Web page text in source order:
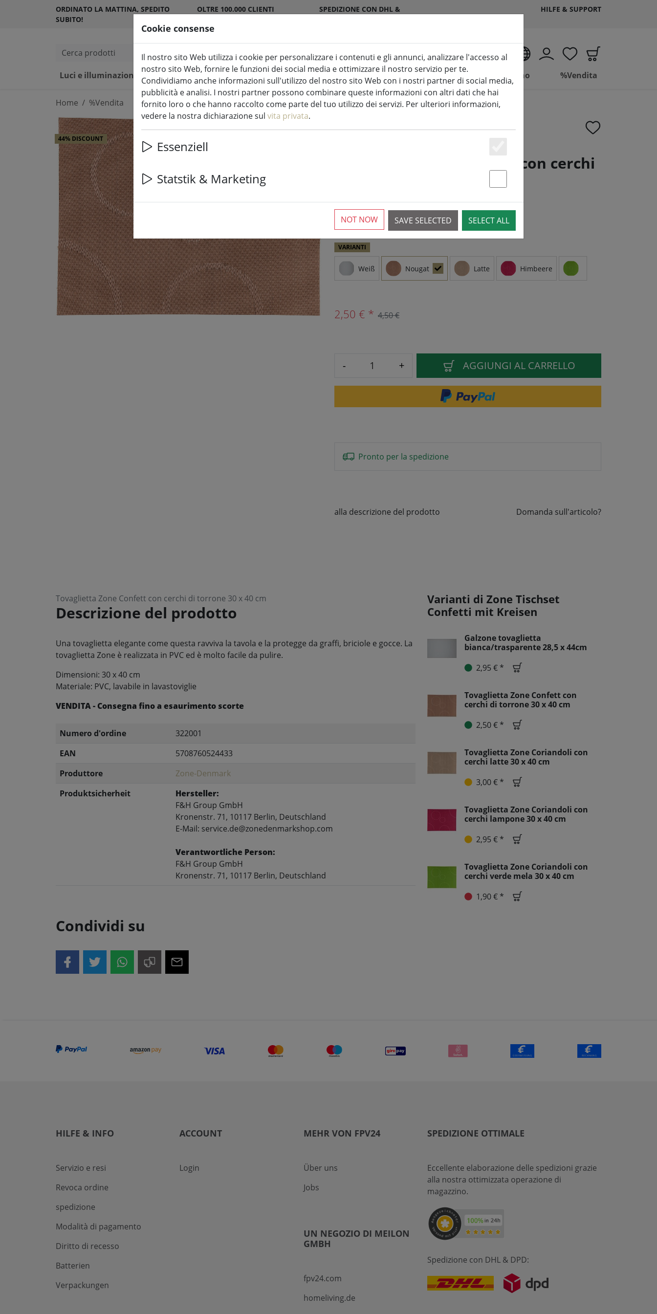
ORDINATO LA MATTINA, SPEDITO
SUBITO!
OLTRE 100.000 CLIENTI
SPEDIZIONE CON DHL &
HILFE & SUPPORT
Cerca prodotti
IT
Luci e illuminazione fiabesca
Candele a LED per interni ed esterni Cucina Vivere Bagno %Vendita
Home %Vendita
Tovaglietta Zone Confett con cerchi
44% DISCOUNT
6 Pezzi disponibili
VARIANTI
Weiß Nougat Latte Himbeere
2,50 € * 4,50 €
- + AGGIUNGI AL CARRELLO
Pronto per la spedizione
alla descrizione del prodotto Domanda sull'articolo?
Tovaglietta Zone Confett con cerchi di torrone 30 x 40 cm
Descrizione del prodotto
Una tovaglietta elegante come questa ravviva la tavola e la protegge da graffi, briciole e gocce. La
tovaglietta Zone è realizzata in PVC ed è molto facile da pulire.
Dimensioni: 30 x 40 cm
Materiale: PVC, lavabile in lavastoviglie
VENDITA - Consegna fino a esaurimento scorte
Numero d'ordine
322001
EAN
5708760524433
Produttore
Zone-Denmark
Produktsicherheit
Hersteller:
F&H Group GmbH
Kronenstr. 71, 10117 Berlin, Deutschland
E-Mail: service.de@zonedenmarkshop.com
Verantwortliche Person:
F&H Group GmbH
Kronenstr. 71, 10117 Berlin, Deutschland
Condividi su
Varianti di Zone Tischset
Confetti mit Kreisen
Galzone tovaglietta
bianca/trasparente 28,5 x 44cm
2,95 € *
Tovaglietta Zone Confett con
cerchi di torrone 30 x 40 cm
2,50 € *
Tovaglietta Zone Coriandoli con
cerchi latte 30 x 40 cm
3,00 € *
Tovaglietta Zone Coriandoli con
cerchi lampone 30 x 40 cm
2,95 € *
Tovaglietta Zone Coriandoli con
cerchi verde mela 30 x 40 cm
1,90 € *
HILFE & INFO
Servizio e resi
Revoca ordine
spedizione
Modalità di pagamento
Diritto di recesso
Batterien
Verpackungen
ACCOUNT
Login
MEHR VON FPV24
Über uns
Jobs
UN NEGOZIO DI MEILON
GMBH
fpv24.com
homeliving.de
SPEDIZIONE OTTIMALE
Eccellente elaborazione delle spedizioni grazie
alla nostra ottimizzata operazione di
magazzino.
Spedizione con DHL & DPD:
Cookie consense
Il nostro sito Web utilizza i cookie per personalizzare i contenuti e gli annunci, analizzare l'accesso al
nostro sito Web, fornire le funzioni dei social media e ottimizzare il nostro servizio per te.
Condividiamo anche informazioni sull'utilizzo del nostro sito Web con i nostri partner di social media,
pubblicità e analisi. I nostri partner possono combinare queste informazioni con altri dati che hai
fornito loro o che hanno raccolto come parte del tuo utilizzo dei servizi. Per ulteriori informazioni,
vedere la nostra dichiarazione sul vita privata.
Essenziell
Essenziell
Statstik & Marketing
SAVE SELECTED SELECT ALL
NOT NOW